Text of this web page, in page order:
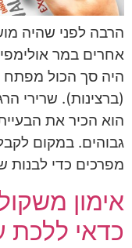
הרבה לפני שהיה
אחרים במר
היה סך הכול מפתח
הוא הכיר את
גבוהים. במקום
מפרכים כדי לבנות
אימון
כדאי ללכת